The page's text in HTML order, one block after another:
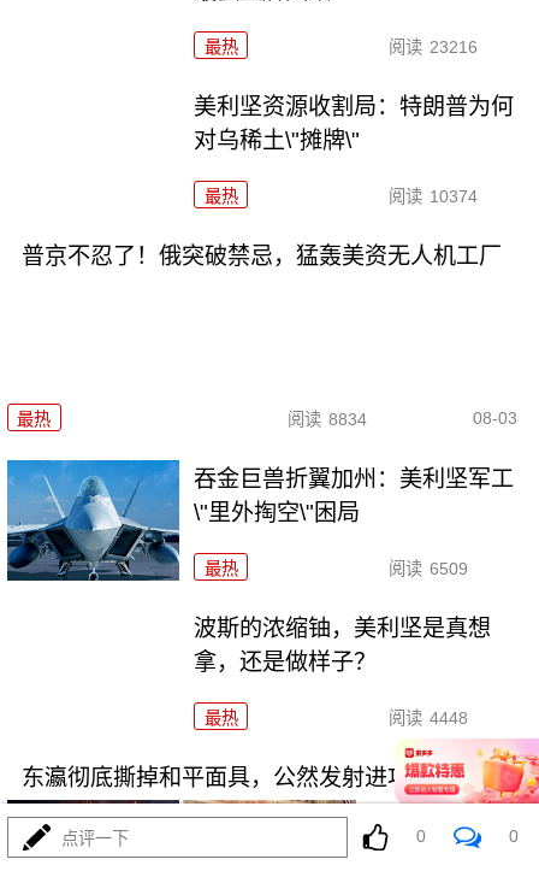
最热 阅读 23216
美利坚资源收割局：特朗普为何
对乌稀土\"摊牌\"
最热 阅读 10374
普京不忍了！俄突破禁忌，猛轰美资无人机工厂
最热 阅读 8834 08-03
吞金巨兽折翼加州：美利坚军工
\"里外掏空\"困局
最热 阅读 6509
波斯的浓缩铀，美利坚是真想
拿，还是做样子？
最热 阅读 4448
东瀛彻底撕掉和平面具，公然发射进攻性武器！
点评一下 0 0